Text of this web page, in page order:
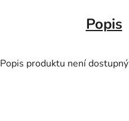
Popis
Popis produktu není dostupný